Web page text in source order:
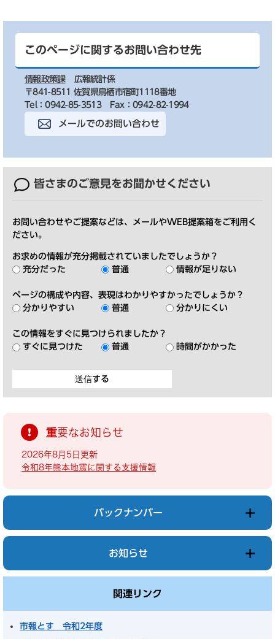
このページに関するお問い合わせ先
情報政策課
広報統計係
〒841-8511 佐賀県鳥栖市宿町1118番地
Tel：0942-85-3513
Fax：0942-82-1994
メールでのお問い合わせ
皆さまのご意見をお聞かせください
お問い合わせやご提案などは、メールやWEB提案箱をご利用く
ださい。
お求めの情報が充分掲載されていましたでしょうか？
充分だった
普通 情報が足りない
ページの構成や内容、表現はわかりやすかったでしょうか？
分かりやすい
普通 分かりにくい
この情報をすぐに見つけられましたか？
すぐに見つけた
普通 時間がかかった
重要なお知らせ
2026年8月5日更新
令和8年熊本地震に関する支援情報
バックナンバー
お知らせ
関連リンク
市報とす 令和2年度